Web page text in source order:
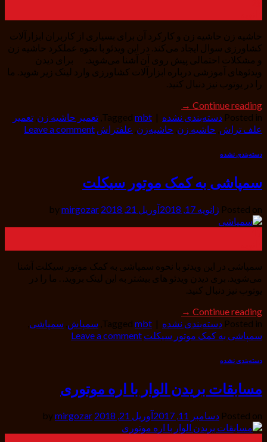
حاشیه زن حاشیه زن و کارکرد آن برای بسیاری از کاربران ابزارآلات
کشاورزی سوال ایجاد می‌کند. در این ویدئو با نحوه عملکرد حاشیه زن
و مشکلات احتمالی پیش روی آن آشنا می‌شوید. برای دیدن
ویدئوهای آموزشی درباره ابزارآلات کشاورزی وارد لینک زیر شوید. ما
را در یوتوب نیز دنبال کنید.
Continue reading
→
Posted in دسته‌بندی نشده |
Tagged mbt تعمیر حاشیه زن تعمیر
علف تراش حاشیه زن حاشیه‌زن علفتراش Leave a comment
دسته‌بندی نشده
سمپاشی به کمک موتور سیکلت
Posted on ژانویه 17, 2018 آوریل 21, 2018 mirgozar
سمپاشی در این ویدئو با نحوه سمپاشی به کمک موتور سیکلت آشنا
می‌شوید. بری دیدن ویدئو های بیشتر به این لینک بروید. . ما را در
یوتوب نیز دنبال کنید.
Continue reading
→
Posted in دسته‌بندی نشده |
Tagged mbt سمپاش سمپاشی
سمپاشی به کمک موتور سیکلت Leave a comment
دسته‌بندی نشده
مسابقات بریدن الوار با اره موتوری
Posted on دسامبر 11, 2017 آوریل 21, 2018 mirgozar